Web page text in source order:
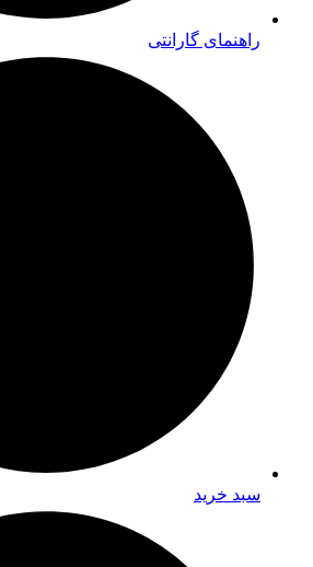
راهنمای گارانتی
سبد خرید